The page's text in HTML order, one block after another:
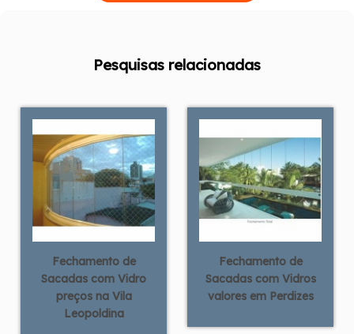
Pesquisas relacionadas
Fechamento de
Sacadas com Vidro
preços na Vila
Leopoldina
Fechamento de
Sacadas com Vidros
valores em Perdizes